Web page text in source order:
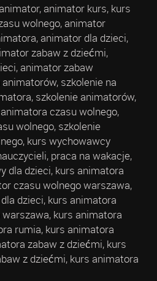
animator kurs, kurs
wolnego, animator
animator dla dzieci,
zabaw z dziećmi,
animator zabaw
szkolenie na
szkolenie animatorów,
czasu wolnego,
wolnego, szkolenie
kurs wychowawcy
praca na wakacje,
dla dzieci, kurs animatora
czasu wolnego warszawa,
dzieci, kurs animatora
kurs animatora
rumia, kurs animatora
zabaw z dziećmi, kurs
z dziećmi, kurs animatora